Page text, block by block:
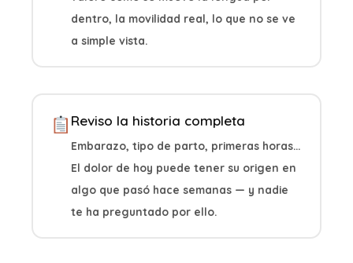
dentro, la movilidad real, lo que no se ve
a simple vista.
Reviso la historia completa
Embarazo, tipo de parto, primeras horas...
El dolor de hoy puede tener su origen en
algo que pasó hace semanas — y nadie
te ha preguntado por ello.